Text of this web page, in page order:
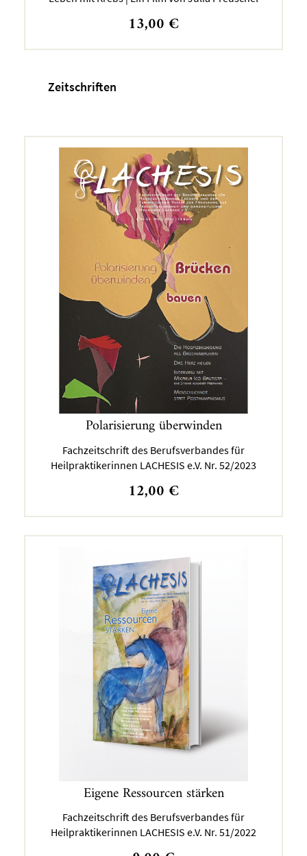
13,00 €
Zeitschriften
Polarisierung überwinden
Fachzeitschrift des Berufsverbandes für
Heilpraktikerinnen LACHESIS e.V. Nr. 52/2023
12,00 €
Eigene Ressourcen stärken
Fachzeitschrift des Berufsverbandes für
Heilpraktikerinnen LACHESIS e.V. Nr. 51/2022